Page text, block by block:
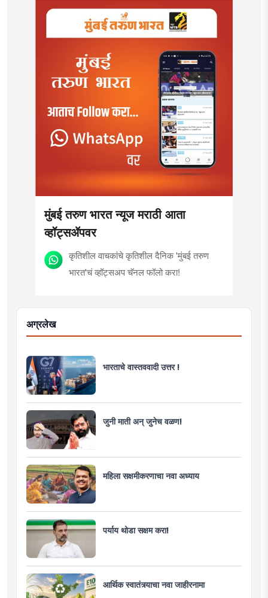
मुंबई तरुण भारत न्यूज मराठी आता
व्हॉट्सॲपवर
कृतिशील वाचकांचे कृतिशील दैनिक 'मुंबई तरुण
भारत'चं व्हॉट्सअप चॅनल फॉलो करा!
अग्रलेख
भारताचे वास्तववादी उत्तर !
जुनी माती अन् जुनेच वळण!
महिला सक्षमीकरणाचा नवा अध्याय
पर्याय थोडा सक्षम करा!
आर्थिक स्वातंत्र्याचा नवा जाहीरनामा